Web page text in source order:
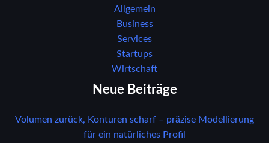
Allgemein
Business
Services
Startups
Wirtschaft
Neue Beiträge
Volumen zurück, Konturen scharf – präzise Modellierung
für ein natürliches Profil